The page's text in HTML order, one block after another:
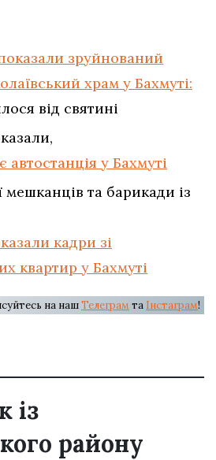
зруйнований
храм у Бахмуті:
від святині
автостанція у Бахмуті
мешканців та барикади із
кадри зі
квартир у Бахмуті
на нашТелеграм та Інстаграм!
із
району